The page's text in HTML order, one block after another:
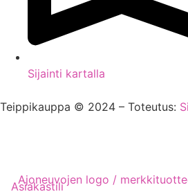
Sijainti kartalla
Teippikauppa © 2024 – Toteutus:
Ajoneuvojen logo /
Asiakastili